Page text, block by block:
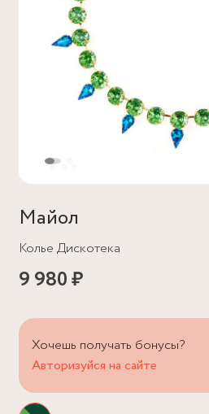
Майол
Колье Дискотека
9 980 ₽
Хочешь получать бонусы?
Авторизуйся на сайте